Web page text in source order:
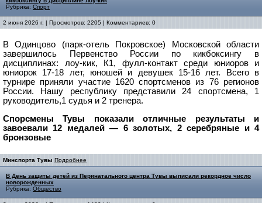
Рубрика: Спорт
2 июня 2026 г. | Просмотров: 2205 | Комментариев: 0
В Одинцово (парк-отель Покровское) Московской области
завершилось Первенство России по кикбоксингу в
дисциплинах: лоу-кик, К1, фулл-контакт среди юниоров и
юниорок 17-18 лет, юношей и девушек 15-16 лет.
Всего в
турнире приняли участие 1620 спортсменов из 76 регионов
России. Нашу республику представили 24 спортсмена, 1
руководитель,1 судья и 2 тренера.
Спорсмены Тувы показали отличные результаты и
завоевали 12 медалей — 6 золотых, 2 серебряные и 4
бронзовые
Минспорта Тувы Подробнее
В День защиты детей из Перинатального центра Тувы выписали рекордное число
новорожденных
Рубрика: Общество